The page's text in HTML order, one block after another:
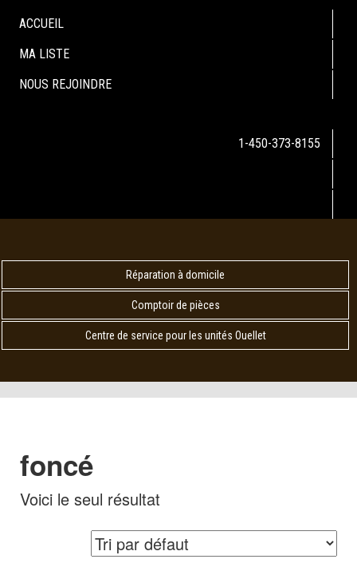
ACCUEIL
MA LISTE
NOUS REJOINDRE
1-450-373-8155
Réparation à domicile
Comptoir de pièces
Centre de service pour les unités Ouellet
foncé
Voici le seul résultat